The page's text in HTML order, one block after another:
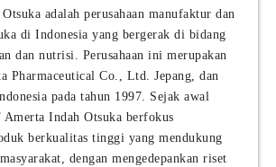
adalah perusahaan manufaktur dan
di Indonesia yang bergerak di bidang
dan nutrisi. Perusahaan ini merupakan
Pharmaceutical Co., Ltd. Jepang, dan
pada tahun 1997. Sejak awal
Amerta Indah Otsuka berfokus
berkualitas tinggi yang mendukung
dengan mengedepankan riset